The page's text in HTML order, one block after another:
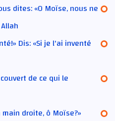
dites: «O Moïse, nous ne
Dis: «Si je l'ai inventé
de ce qui le
droite, ô Moïse?»